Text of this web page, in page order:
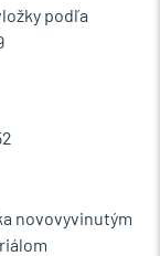
podľa
novovyvinutým